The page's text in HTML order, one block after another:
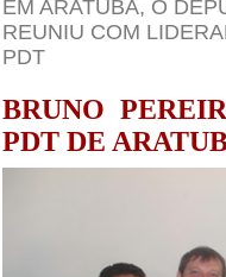
EM ARATUBA, O
REUNIU COM
PDT
BRUNO
PDT DE